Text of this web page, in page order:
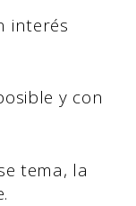
interés
y con
tema, la